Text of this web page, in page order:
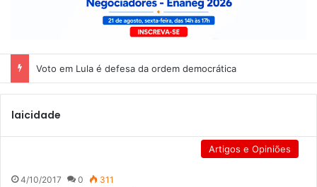
Voto em Lula é defesa da ordem democrática
laicidade
Artigos e Opiniões
4/10/2017 0 311